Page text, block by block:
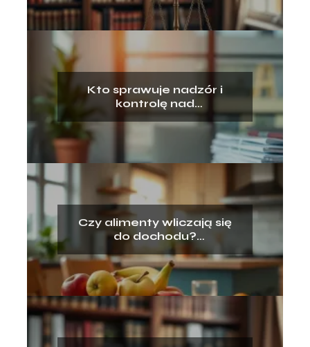
Kto sprawuje nadzór i
kontrolę nad
przestrzeganiem prawa
pracy?
Czy alimenty wliczają się
do dochodu?
Odpowiadamy na
najważniejsze pytania